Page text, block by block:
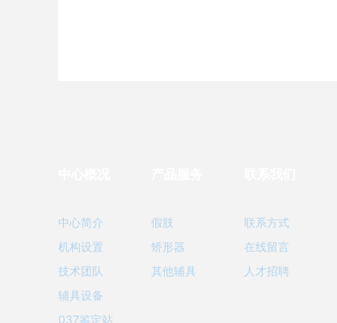
中心简介
机构设置
技术团队
辅具设备
037鉴定站
假肢
矫形器
其他辅具
联系方式
在线留言
人才招聘